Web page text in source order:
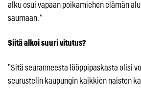
alku osui vapaan poikamiehen elämän
saumaan. ”
Siitä alkoi suuri vitutus?
”Sitä seuranneesta lööppipaskasta olisi
seurustelin kaupungin kaikkien naisten